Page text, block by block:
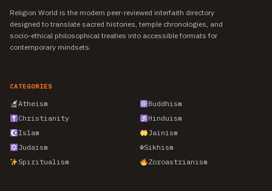
Religion World is the modern peer-reviewed interfaith directory
designed to translate sacred histories, temple chronologies, and
socio-ethical philosophical treaties into accessible formats for
contemporary mindsets.
CATEGORIES
Atheism
Buddhism
Christianity
Hinduism
Islam
Jainism
Judaism
☬Sikhism
Spiritualism
Zoroastrianism